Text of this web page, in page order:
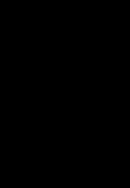
JETE CX15 Series
cepat dan optimal
ini, membuatnya
Terutama saat darurat